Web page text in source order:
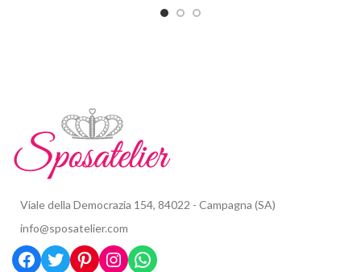
Viale della Democrazia 154, 84022 - Campagna (SA)
info@sposatelier.com